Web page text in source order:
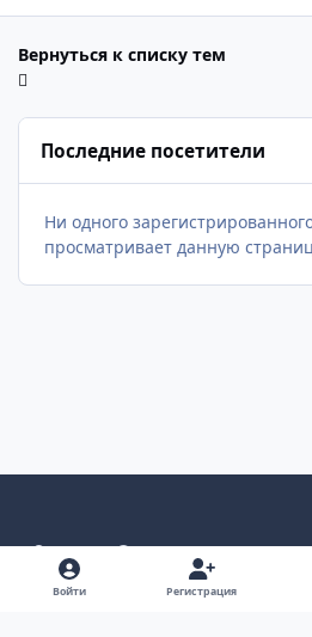
Вернуться к списку тем
Последние посетители
Ни одного
просматривает данную
Светлый режим
Темный режим
Как в системе
Политика
Войти Регистрация